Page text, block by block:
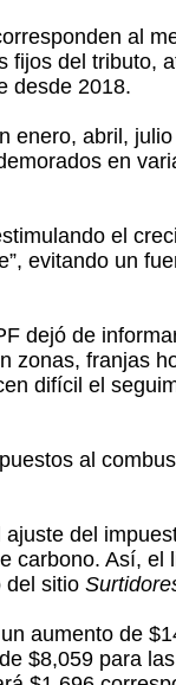
al
fijos del tributo,
desde 2018.
enero, abril,
en
el
evitando un
dejó de
zonas, franjas
difícil el
al
del
carbono. Así, el
del sitio
aumento de
$8,059 para